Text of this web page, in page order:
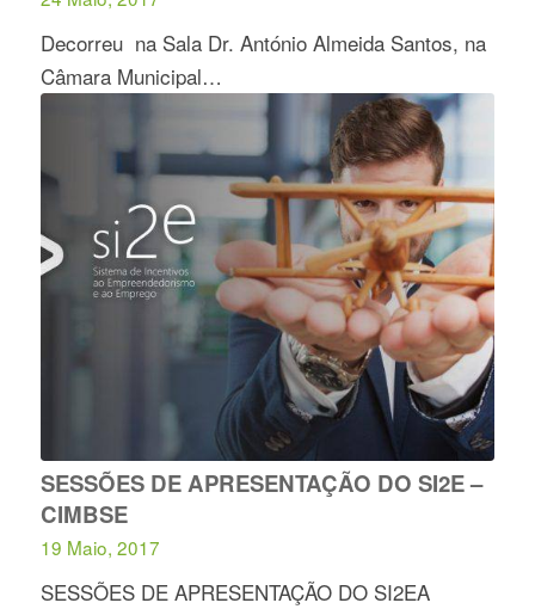
Decorreu na Sala Dr. António Almeida Santos, na
Câmara Municipal…
SESSÕES DE APRESENTAÇÃO DO SI2E –
CIMBSE
19 Maio, 2017
SESSÕES DE APRESENTAÇÃO DO SI2EA